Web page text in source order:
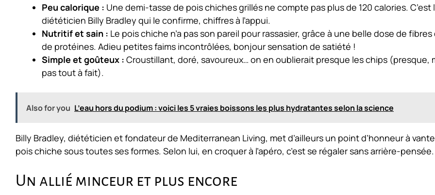
Peu calorique : Une demi-tasse de pois chiches grillés ne compte pas plus de 120 calories. C’est
diététicien Billy Bradley qui le confirme, chiffres à l’appui.
Nutritif et sain : Le pois chiche n’a pas son pareil pour rassasier, grâce à une belle dose de fibres
de protéines. Adieu petites faims incontrôlées, bonjour sensation de satiété !
Simple et goûteux : Croustillant, doré, savoureux… on en oublierait presque les chips (presque,
pas tout à fait).
Also for you L’eau hors du podium : voici les 5 vraies boissons les plus hydratantes selon la science
Billy Bradley, diététicien et fondateur de Mediterranean Living, met d’ailleurs un point d’honneur à
pois chiche sous toutes ses formes. Selon lui, en croquer à l’apéro, c’est se régaler sans arrière-pensée.
Un allié minceur et plus encore